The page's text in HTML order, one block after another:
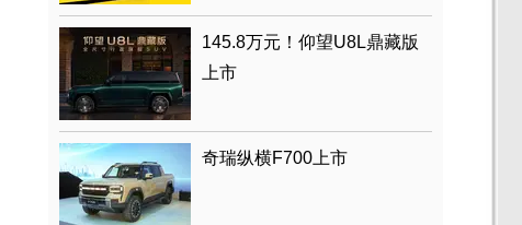
145.8万元！仰望U8L鼎藏版
上市
奇瑞纵横F700上市